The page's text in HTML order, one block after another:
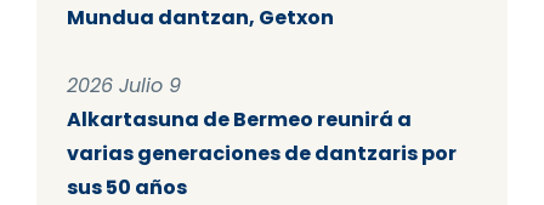
Mundua dantzan, Getxon
2026 Julio 9
Alkartasuna de Bermeo reunirá a
varias generaciones de dantzaris por
sus 50 años